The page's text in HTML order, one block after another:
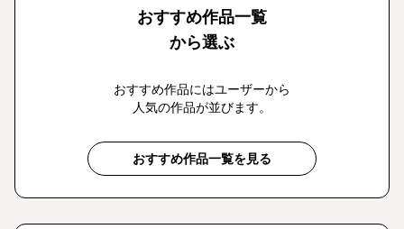
おすすめ作品一覧
から選ぶ
おすすめ作品にはユーザーから
人気の作品が並びます。
おすすめ作品一覧を見る